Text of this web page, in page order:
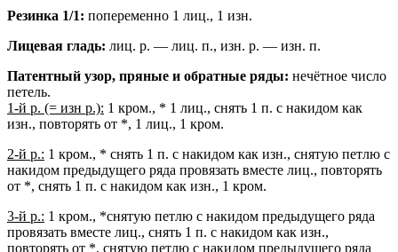
Резинка 1/1: попеременно 1 лиц., 1 изн.
Лицевая гладь: лиц. р. — лиц. п., изн. р. — изн. п.
Патентный узор, пряные и обратные ряды: нечётное число
петель.
1-й р. (= изн р.): 1 кром., * 1 лиц., снять 1 п. с накидом как
изн., повторять от *, 1 лиц., 1 кром.
2-й р.: 1 кром., * снять 1 п. с накидом как изн., снятую петлю с
накидом предыдущего ряда провязать вместе лиц., повторять
от *, снять 1 п. с накидом как изн., 1 кром.
3-й р.: 1 кром., *снятую петлю с накидом предыдущего ряда
провязать вместе лиц., снять 1 п. с накидом как изн.,
повторять от *, снятую петлю с накидом предыдущего ряда